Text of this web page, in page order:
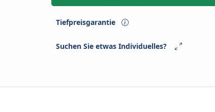
Tiefpreisgarantie
Suchen Sie etwas Individuelles?